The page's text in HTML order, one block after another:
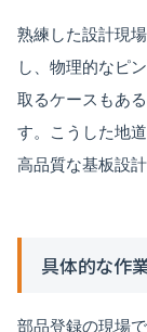
熟練した設計現
し、物理的なピ
取るケースもあ
す。こうした地
高品質な基板設
具体的な作
部品登録の現場